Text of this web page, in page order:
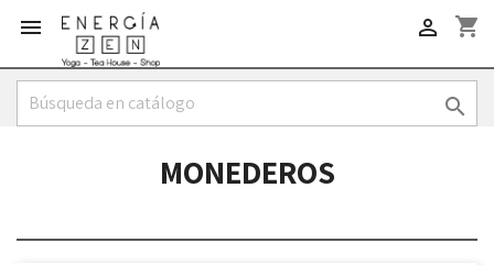
 shopping_cart


MONEDEROS